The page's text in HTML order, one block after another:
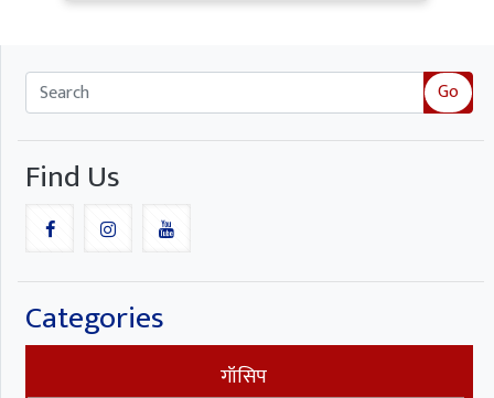
Go
Find Us
Categories
गॉसिप